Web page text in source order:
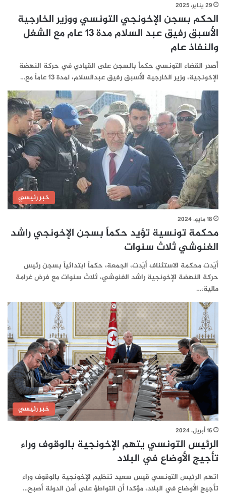
29 يناير، 2025
الحكم بسجن الإخونجي التونسي ووزير الخارجية
الأسبق رفيق عبد السلام مدة 13 عام مع الشغل
والنفاذ عام
أصدر القضاء التونسي حكماً بالسجن على القيادي في حركة النهضة
الإخونجية، وزير الخارجية الأسبق رفيق عبدالسلام، لمدة 13 عاماً مع…
خبر رئيسي
18 مايو، 2024
محكمة تونسية تؤيد حكماً بسجن الإخونجي راشد
الغنوشي ثلاث سنوات
أيّدت محكمة الاستئناف أيّدت، الجمعة، حكماً ابتدائياً بسجن رئيس
حركة النهضة الإخونجية راشد الغنوشي، ثلاث سنوات مع فرض غرامة
مالية،…
خبر رئيسي
16 أبريل، 2024
الرئيس التونسي يتهم الإخونجية بالوقوف وراء
تأجيج الأوضاع في البلاد
اتهم الرئيس التونسي قيس سعيد تنظيم الإخونجية بالوقوف وراء
تأجيج الأوضاع في البلاد، مؤكدا أن التواطؤ على أمن الدولة أصبح…